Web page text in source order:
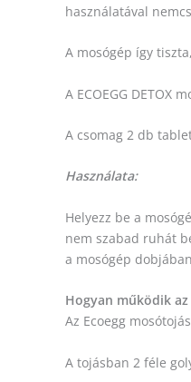
használatával
A mosógép így
A ECOEGG DETOX
A csomag 2 db
Használata:
Helyezz be a
nem szabad ruhát
a mosógép
Hogyan működik
Az Ecoegg
A tojásban 2 féle